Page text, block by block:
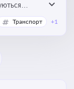
для
Транспорт +1